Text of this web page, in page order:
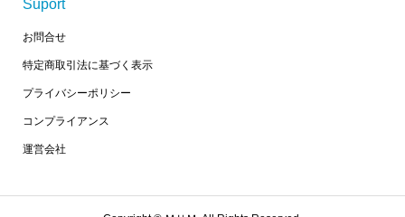
Suport
お問合せ
特定商取引法に基づく表示
プライバシーポリシー
コンプライアンス
運営会社